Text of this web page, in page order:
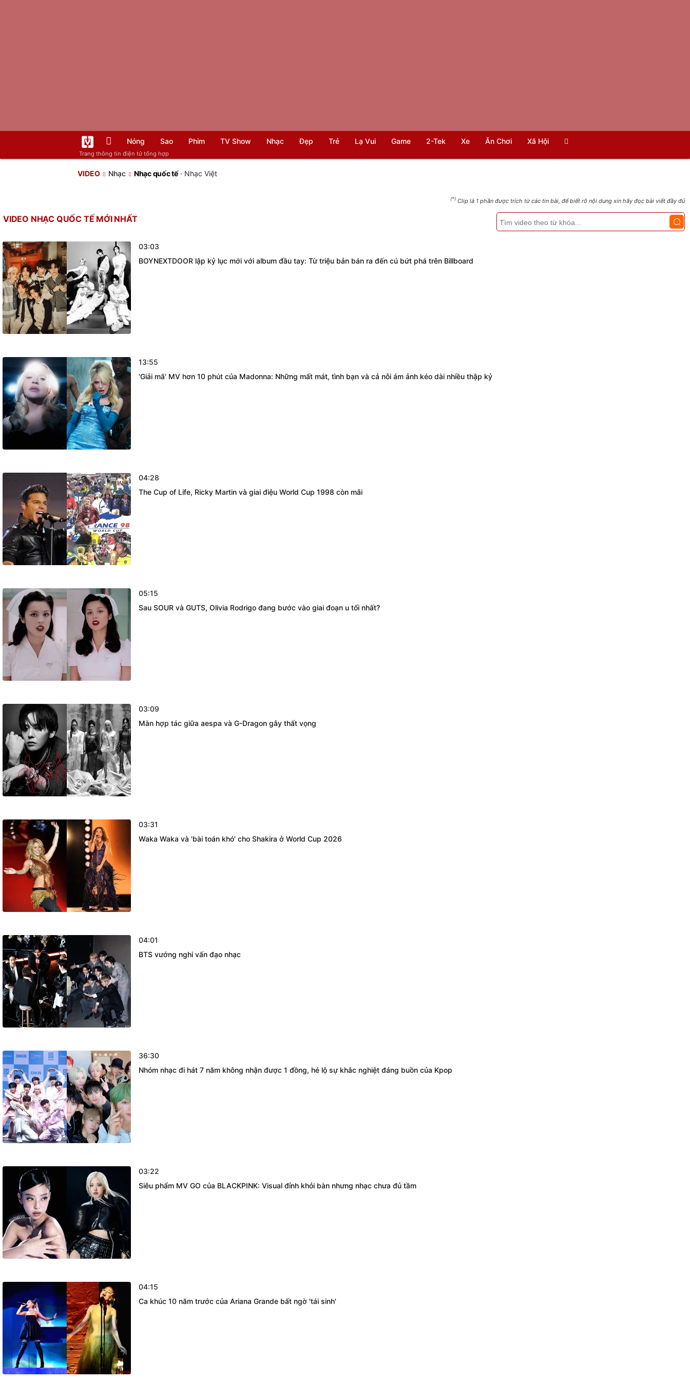
Trang thông tin điện tử tổng hợp
Nóng Sao Phim TV Show Nhạc Đẹp Trẻ Lạ Vui Game 2-Tek Xe Ăn Chơi Xã Hội
VIDEO Nhạc Nhạc quốc tế · Nhạc Việt
(*) Clip là 1 phần được trích từ các tin bài, để biết rõ nội dung xin hãy đọc bài viết đầy đủ
VIDEO NHẠC QUỐC TẾ MỚI NHẤT
03:03
BOYNEXTDOOR lập kỷ lục mới với album đầu tay: Từ triệu bản bán ra đến cú bứt phá trên Billboard
13:55
'Giải mã' MV hơn 10 phút của Madonna: Những mất mát, tình bạn và cả nỗi ám ảnh kéo dài nhiều thập kỷ
04:28
The Cup of Life, Ricky Martin và giai điệu World Cup 1998 còn mãi
05:15
Sau SOUR và GUTS, Olivia Rodrigo đang bước vào giai đoạn u tối nhất?
03:09
Màn hợp tác giữa aespa và G-Dragon gây thất vọng
03:31
Waka Waka và 'bài toán khó' cho Shakira ở World Cup 2026
04:01
BTS vướng nghi vấn đạo nhạc
36:30
Nhóm nhạc đi hát 7 năm không nhận được 1 đồng, hé lộ sự khắc nghiệt đáng buồn của Kpop
03:22
Siêu phẩm MV GO của BLACKPINK: Visual đỉnh khỏi bàn nhưng nhạc chưa đủ tầm
04:15
Ca khúc 10 năm trước của Ariana Grande bất ngờ 'tái sinh'